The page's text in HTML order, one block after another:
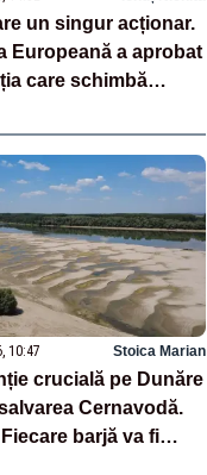
un singur acționar.
Europeană a aprobat
care schimbă
10:47 Stoica Marian
crucială pe Dunăre
Cernavodă.
barjă va fi